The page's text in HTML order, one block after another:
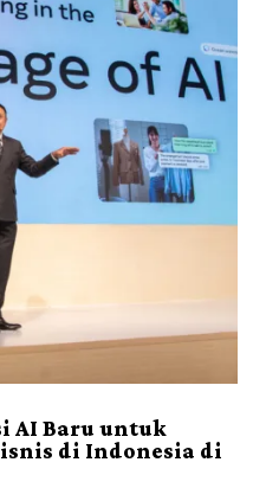
AI Baru untuk
di Indonesia di